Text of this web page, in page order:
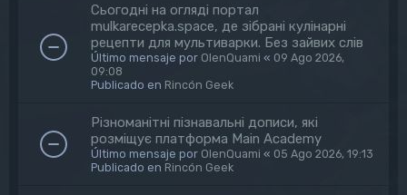
Сьогодні на огляді портал
mulkarecepka.space, де зібрані кулінарні
рецепти для мультиварки. Без зайвих слів
Último mensaje por OlenQuami « 09 Ago 2026,
09:08
Publicado en Rincón Geek
Різноманітні пізнавальні дописи, які
розміщує платформа Main Academy
Último mensaje por OlenQuami « 05 Ago 2026, 19:13
Publicado en Rincón Geek